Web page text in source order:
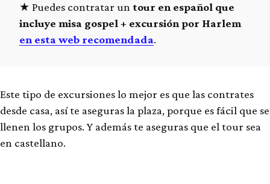
Puedes contratar untour en español que
incluye misa gospel + excursión por Harlem
en esta web recomendada.
Este tipo de excursiones lo mejor es que las contrates
desde casa, así te aseguras la plaza, porque es fácil que se
llenen los grupos. Y además te aseguras que el tour sea
en castellano.